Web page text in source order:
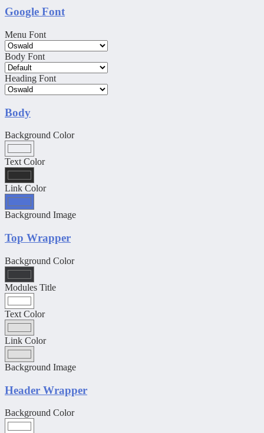
Google Font
Menu Font
Body Font
Heading Font
Body
Background Color
Text Color
Link Color
Background Image
Top Wrapper
Background Color
Modules Title
Text Color
Link Color
Background Image
Header Wrapper
Background Color